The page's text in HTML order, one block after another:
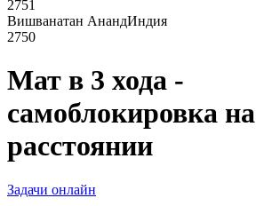
2751
Вишванатан АнандИндия
2750
Мат в 3 хода -
самоблокировка на
расстоянии
Задачи онлайн